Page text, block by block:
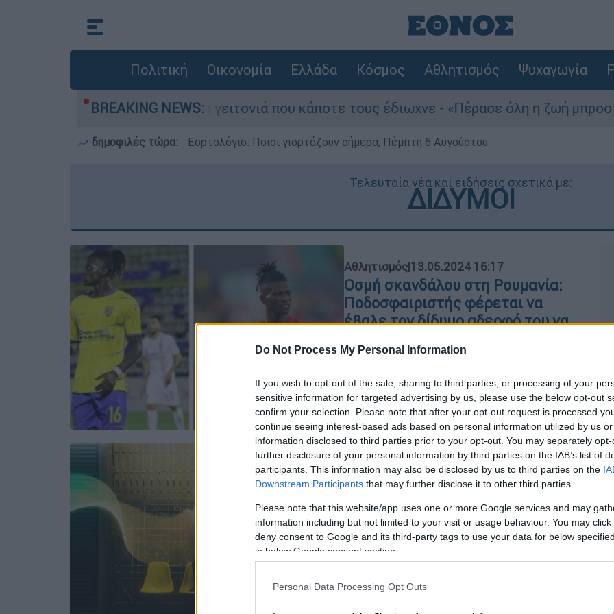
Do Not Process My Personal Information
If you wish to opt-out of the sale, sharing to third parties, or processing of your
sensitive information for targeted advertising by us, please use the below opt-out
confirm your selection. Please note that after your opt-out request is processed
continue seeing interest-based ads based on personal information utilized by us
information disclosed to third parties prior to your opt-out. You may separately
further disclosure of your personal information by third parties on the IAB’s list of
participants. This information may also be disclosed by us to third parties on the
Downstream Participants that may further disclose it to other third parties.
Please note that this website/app uses one or more Google services and may
information including but not limited to your visit or usage behaviour. You may
deny consent to Google and its third-party tags to use your data for below
in below Google consent section.
Personal Data Processing Opt Outs
Πολιτική Οικονομία Ελλάδα Κόσμος Αθλητισμός Ψυχαγωγία
BREAKING NEWS:
από τη μεγάλη φωτιά τη γειτονιά που κάποτε τους έδιωχνε - «Πέρασε όλη η ζωή μπροστά μου»
δημοφιλές τώρα: Εορτολόγιο: Ποιοι γιορτάζουν σήμερα, Πέμπτη 6 Αυγούστου
Τελευταία νέα και ειδήσεις σχετικά με:
ΔΙΔΥΜΟΙ
Αθλητισμός|13.05.2024 16:17
Οσμή σκανδάλου στη Ρουμανία:
Ποδοσφαιριστής φέρεται να
έβαλε τον δίδυμο αδερφό του να
αναφέρουν ότι στη θέση του Έντγκαρ
Ιέ έπαιζε ο αδερφός του Εντελίνο
Lifestyle|30.05.2022 08:00
Τα ζώδια σήμερα 30 Μαΐου:
Λέοντες, οι αυξημένες ευθύνες
στην καθημερινότητα, μπορεί να
λειτουργήσουν πιεστικά
Η Νέα Σελήνη σχηματίζεται στους
είναι αισιοδοξία, περιέργεια,